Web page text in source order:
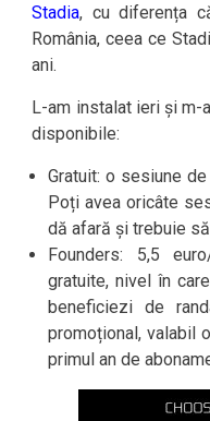
Stadia, cu diferența
România, ceea ce
ani.
L-am instalat ieri și m-
disponibile:
Gratuit: o sesiune
Poți avea oricâte
dă afară și trebuie
Founders: 5,5
gratuite, nivel în
beneficiezi de
promoțional, valabil
primul an de